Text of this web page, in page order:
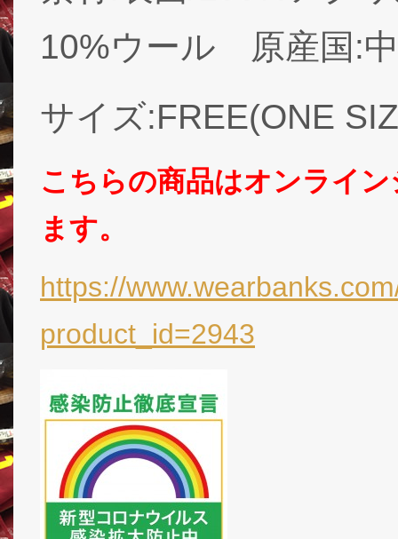
10%ウール 原産国:
サイズ:FREE(ONE
こちらの商品はオンライ
ます。
https://
product_id=2943